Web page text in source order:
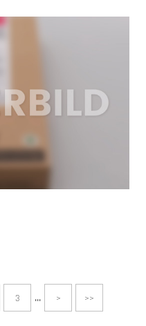
3 ... > >>